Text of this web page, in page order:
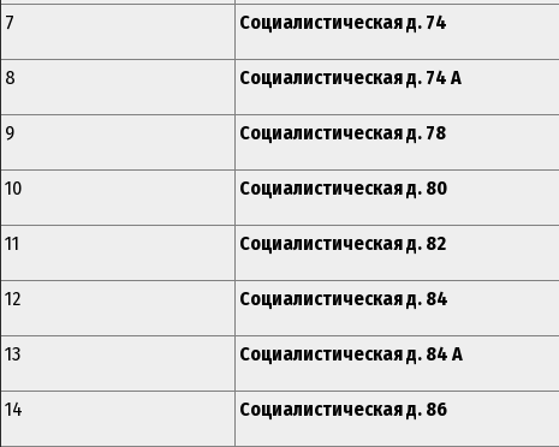
7 Социалистическая д. 74
8 Социалистическая д. 74 А
9 Социалистическая д. 78
10 Социалистическая д. 80
11 Социалистическая д. 82
12 Социалистическая д. 84
13 Социалистическая д. 84 А
14 Социалистическая д. 86